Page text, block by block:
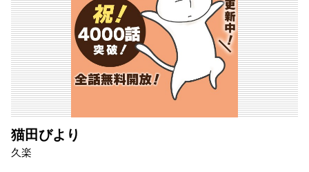
猫田びより
久楽